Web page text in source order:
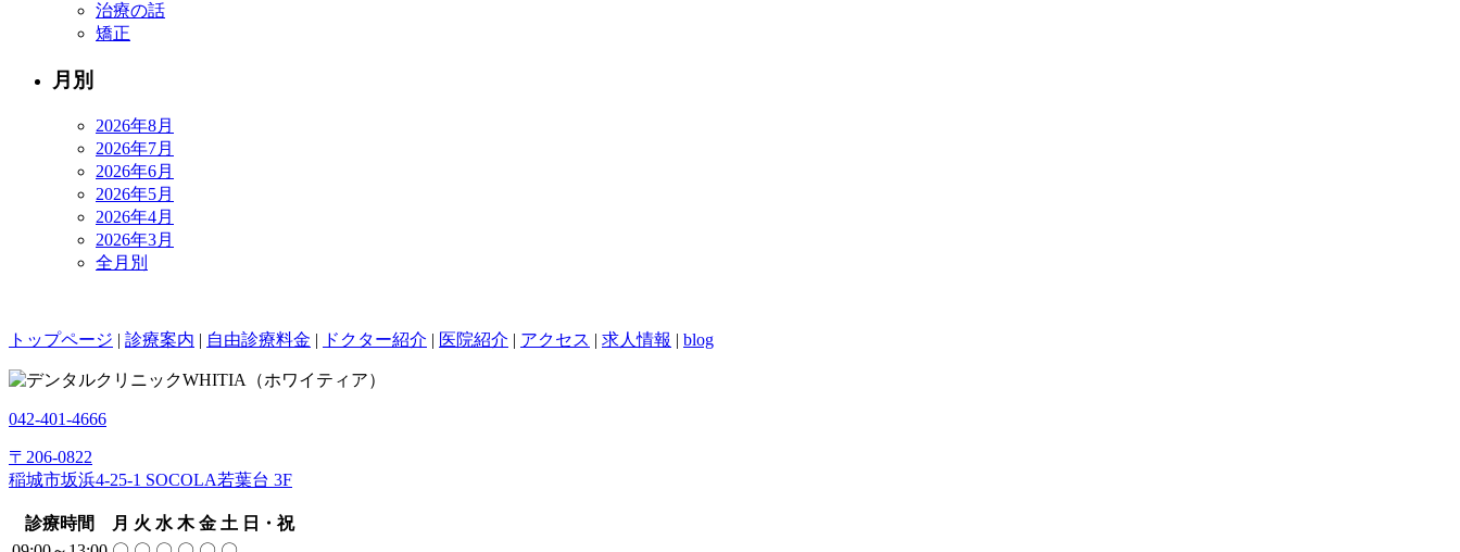
治療の話
矯正
月別
2026年8月
2026年7月
2026年6月
2026年5月
2026年4月
2026年3月
全月別
トップページ | 診療案内 | 自由診療料金 | ドクター紹介 | 医院紹介 | アクセス | 求人情報 | blog
042-401-4666
〒206-0822
稲城市坂浜4-25-1 SOCOLA若葉台 3F
診療時間 月 火 水 木 金 土 日・祝